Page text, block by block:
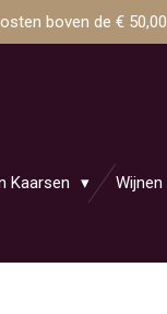
boven de € 50,00.
Kaarsen Wijnen